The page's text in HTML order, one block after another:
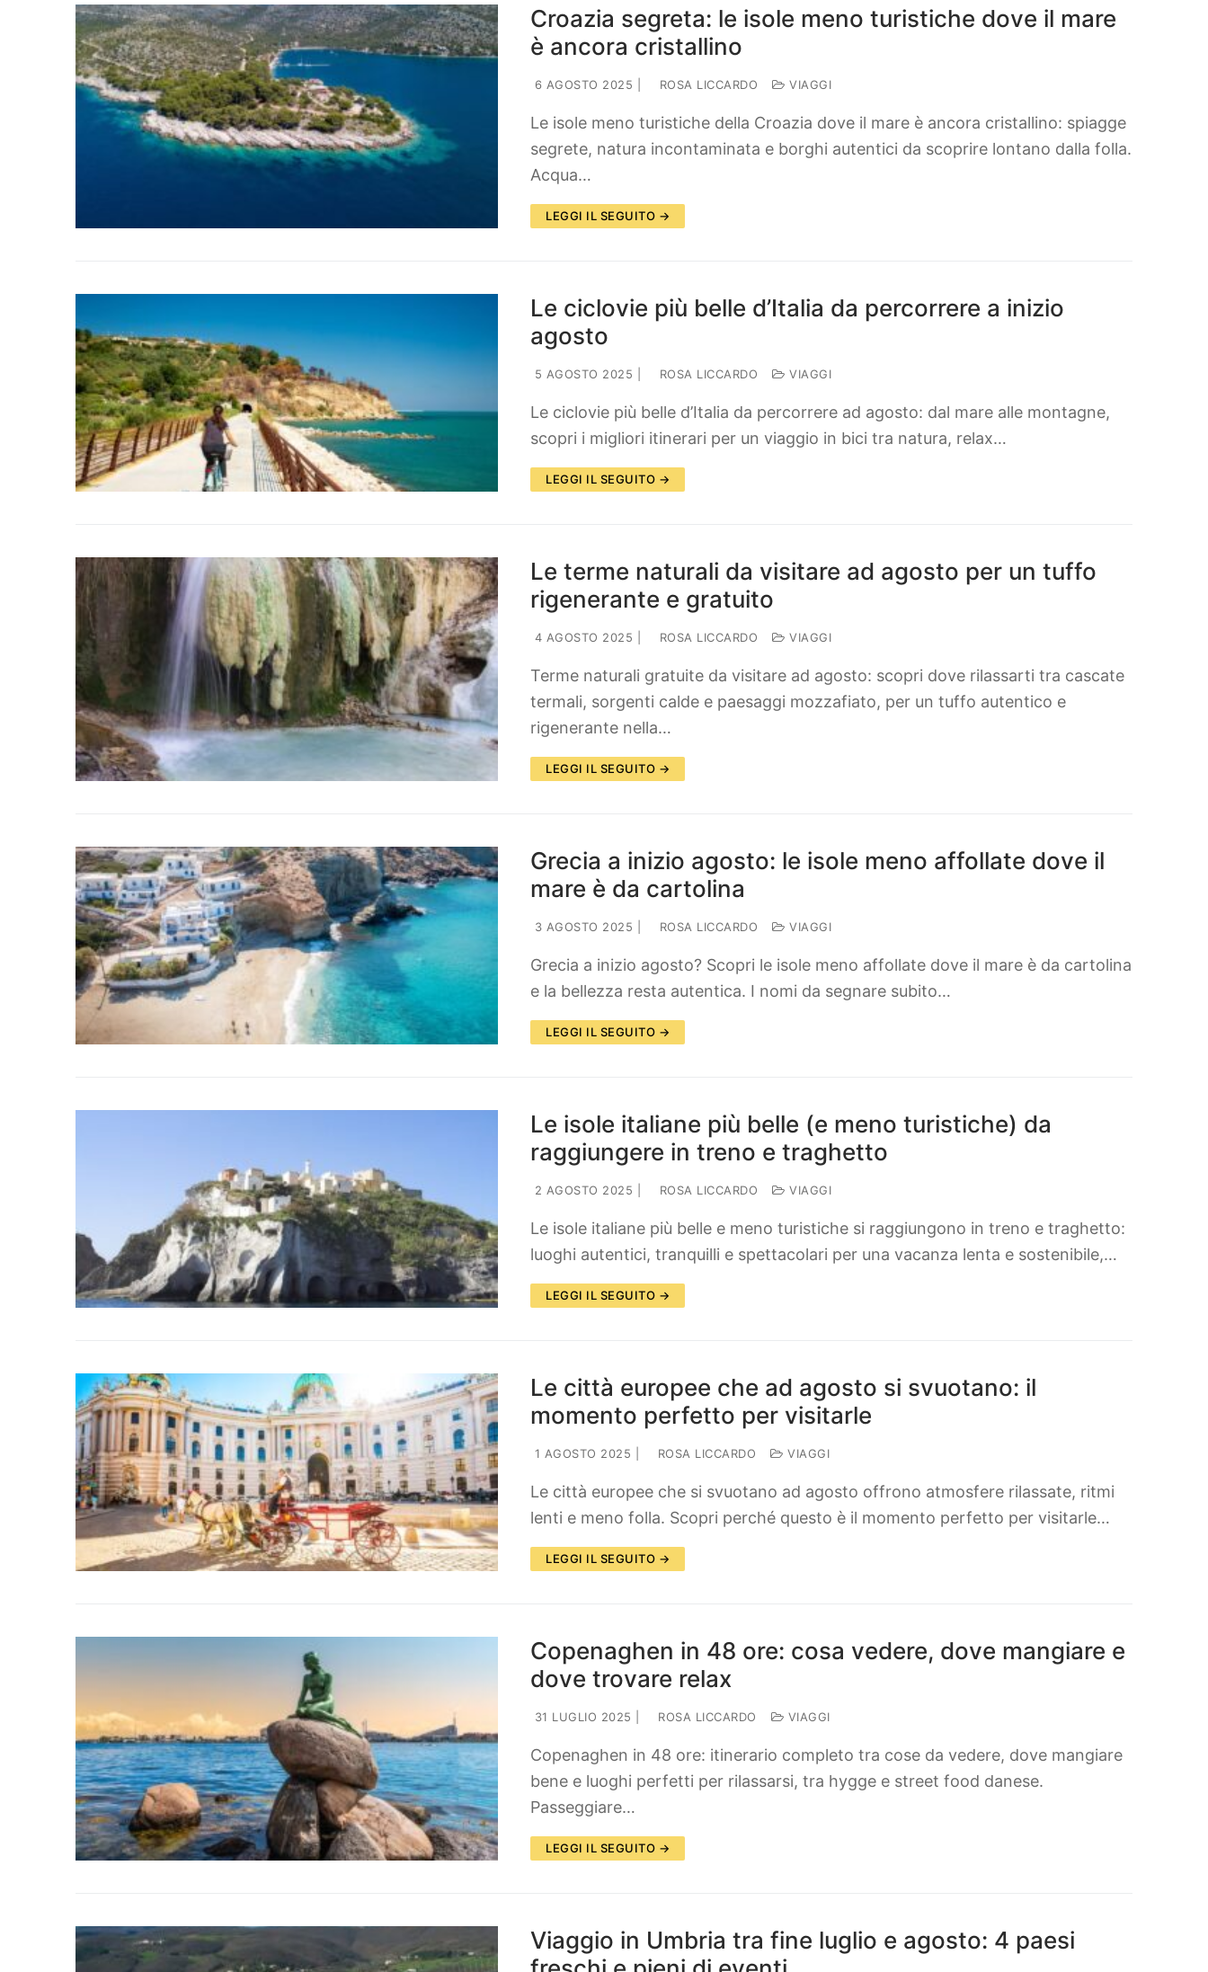
Croazia segreta: le isole meno turistiche dove il mare
è ancora cristallino
6 AGOSTO 2025 ROSA LICCARDO VIAGGI
Le isole meno turistiche della Croazia dove il mare è ancora cristallino: spiagge
segrete, natura incontaminata e borghi autentici da scoprire lontano dalla folla.
Acqua…
LEGGI IL SEGUITO →
Le ciclovie più belle d’Italia da percorrere a inizio
agosto
5 AGOSTO 2025 ROSA LICCARDO VIAGGI
Le ciclovie più belle d’Italia da percorrere ad agosto: dal mare alle montagne,
scopri i migliori itinerari per un viaggio in bici tra natura, relax…
LEGGI IL SEGUITO →
Le terme naturali da visitare ad agosto per un tuffo
rigenerante e gratuito
4 AGOSTO 2025 ROSA LICCARDO VIAGGI
Terme naturali gratuite da visitare ad agosto: scopri dove rilassarti tra cascate
termali, sorgenti calde e paesaggi mozzafiato, per un tuffo autentico e
rigenerante nella…
LEGGI IL SEGUITO →
Grecia a inizio agosto: le isole meno affollate dove il
mare è da cartolina
3 AGOSTO 2025 ROSA LICCARDO VIAGGI
Grecia a inizio agosto? Scopri le isole meno affollate dove il mare è da cartolina
e la bellezza resta autentica. I nomi da segnare subito…
LEGGI IL SEGUITO →
Le isole italiane più belle (e meno turistiche) da
raggiungere in treno e traghetto
2 AGOSTO 2025 ROSA LICCARDO VIAGGI
Le isole italiane più belle e meno turistiche si raggiungono in treno e traghetto:
luoghi autentici, tranquilli e spettacolari per una vacanza lenta e sostenibile,…
LEGGI IL SEGUITO →
Le città europee che ad agosto si svuotano: il
momento perfetto per visitarle
1 AGOSTO 2025 ROSA LICCARDO VIAGGI
Le città europee che si svuotano ad agosto offrono atmosfere rilassate, ritmi
lenti e meno folla. Scopri perché questo è il momento perfetto per visitarle…
LEGGI IL SEGUITO →
Copenaghen in 48 ore: cosa vedere, dove mangiare e
dove trovare relax
31 LUGLIO 2025 ROSA LICCARDO VIAGGI
Copenaghen in 48 ore: itinerario completo tra cose da vedere, dove mangiare
bene e luoghi perfetti per rilassarsi, tra hygge e street food danese.
Passeggiare…
LEGGI IL SEGUITO →
Viaggio in Umbria tra fine luglio e agosto: 4 paesi